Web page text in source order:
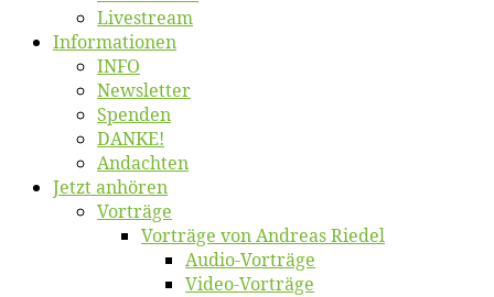
Live­stream
Informatio­nen
INFO
News­let­ter
Spen­den
DANKE!
An­dach­ten
Jetzt an­hö­ren
Vor­trä­ge
Vor­trä­ge von An­dre­as Riedel
Au­dio-Vor­trä­ge
Vi­deo-Vor­trä­ge